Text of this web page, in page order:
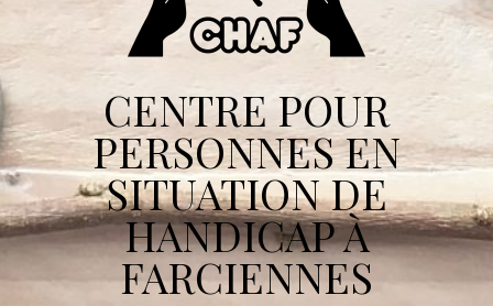
CENTRE POUR
PERSONNES EN
SITUATION DE
HANDICAP À
FARCIENNES